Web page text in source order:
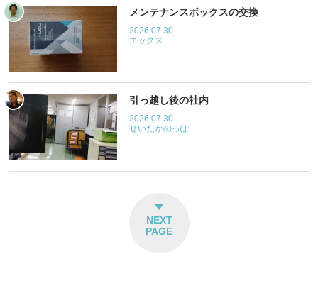
メンテナンスボックスの交換
2026.07.30
エックス
引っ越し後の社内
2026.07.30
せいたかのっぽ
NEXT
PAGE